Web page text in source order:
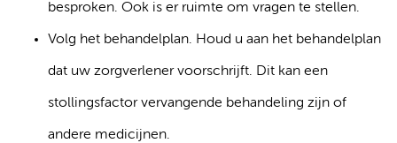
besproken. Ook is er ruimte om vragen te stellen.
Volg het behandelplan. Houd u aan het behandelplan
dat uw zorgverlener voorschrijft. Dit kan een
stollingsfactor vervangende behandeling zijn of
andere medicijnen.